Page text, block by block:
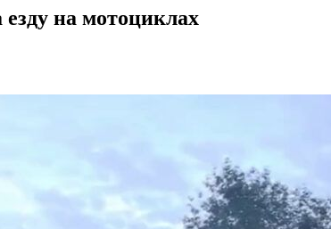
на мотоциклах